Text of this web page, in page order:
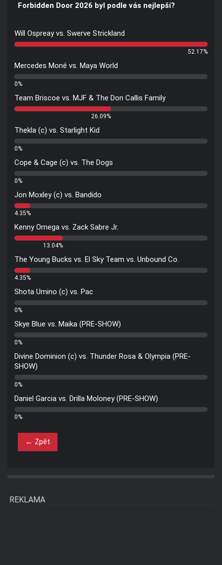
Forbidden Door 2026 byl podle vás nejlepší?
Will Ospreay vs. Swerve Strickland
52.17%
Mercedes Moné vs. Maya World
0%
Team Briscoe vs. MJF & The Don Callis Family
26.09%
Thekla (c) vs. Starlight Kid
0%
Cope & Cage (c) vs. The Dogs
0%
Jon Moxley (c) vs. Bandido
4.35%
Kenny Omega vs. Zack Sabre Jr.
13.04%
The Young Bucks vs. El Sky Team vs. Unbound Co.
4.35%
Shota Umino (c) vs. Pac
0%
Skye Blue vs. Maika (PRE-SHOW)
0%
Divine Dominion (c) vs. Thunder Rosa & Olympia (PRE-
SHOW)
0%
Daniel Garcia vs. Drilla Moloney (PRE-SHOW)
0%
← Zpět
REKLAMA